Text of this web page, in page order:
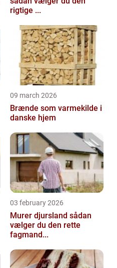
rigtige ...
09 march 2026
Brænde som varmekilde i
danske hjem
03 february 2026
Murer djursland sådan
vælger du den rette
fagmand...